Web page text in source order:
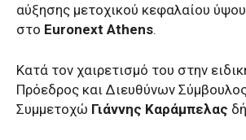
αύξησης μετοχικού κεφαλαίου
στο Euronext Athens.
Κατά τον χαιρετισμό του στην
Πρόεδρος και Διευθύνων
Συμμετοχώ Γιάννης Καράμπελας